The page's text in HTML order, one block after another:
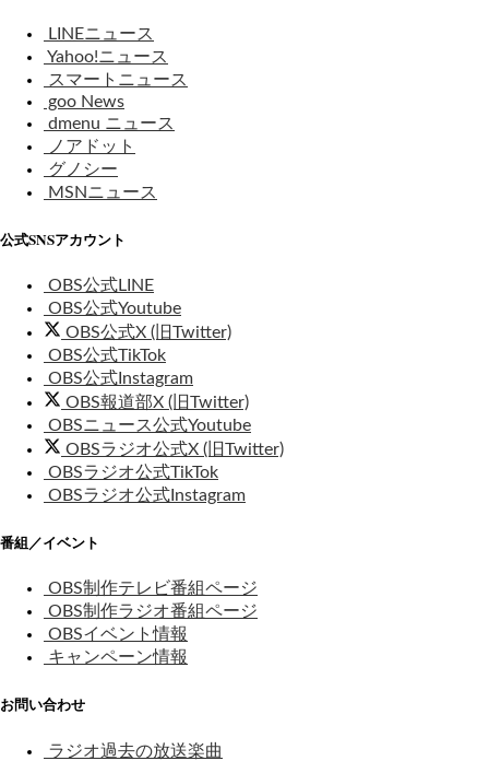
LINEニュース
Yahoo!ニュース
スマートニュース
goo News
dmenu ニュース
ノアドット
グノシー
MSNニュース
公式SNSアカウント
OBS公式LINE
OBS公式Youtube
OBS公式X (旧Twitter)
OBS公式TikTok
OBS公式Instagram
OBS報道部X (旧Twitter)
OBSニュース公式Youtube
OBSラジオ公式X (旧Twitter)
OBSラジオ公式TikTok
OBSラジオ公式Instagram
番組／イベント
OBS制作テレビ番組ページ
OBS制作ラジオ番組ページ
OBSイベント情報
キャンペーン情報
お問い合わせ
ラジオ過去の放送楽曲